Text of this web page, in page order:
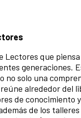
Lectores que
generaciones.
no solo una
alrededor del
de conocimiento
de los